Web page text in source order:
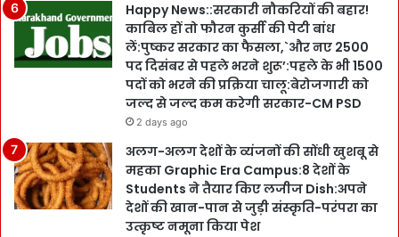
Happy News::सरकारी नौकरियों की बहार!
काबिल हों तो फौरन कुर्सी की पेटी बांध
लें:पुष्कर सरकार का फैसला,`और नए 2500
पद दिसंबर से पहले भरने शुरू’:पहले के भी 1500
पदों को भरने की प्रक्रिया चालू:बेरोजगारी को
जल्द से जल्द कम करेगी सरकार-CM PSD
2 days ago
अलग-अलग देशों के व्यंजनों की सोंधी खुशबू से
महका Graphic Era Campus:8 देशों के
Students ने तैयार किए लजीज Dish:अपने
देशों की खान-पान से जुड़ी संस्कृति-परंपरा का
उत्कृष्ट नमूना किया पेश